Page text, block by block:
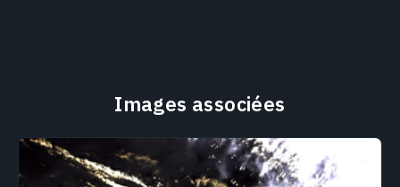
Images associées